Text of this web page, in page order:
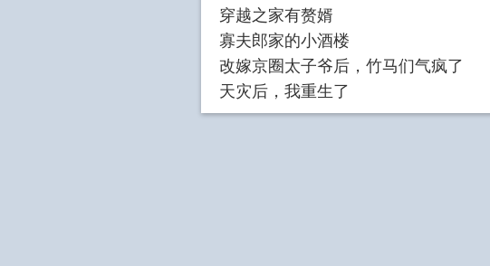
穿越之家有赘婿
寡夫郎家的小酒楼
改嫁京圈太子爷后，竹马们气疯了
天灾后，我重生了